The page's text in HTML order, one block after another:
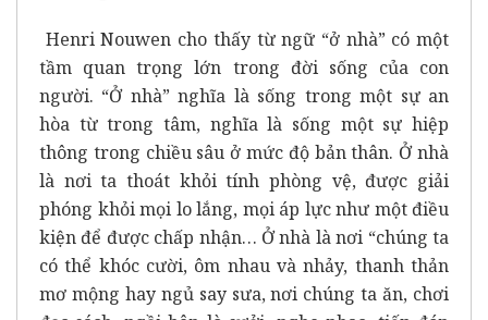
Henri Nouwen cho thấy từ ngữ “ở nhà” có một
tầm quan trọng lớn trong đời sống của con
người. “Ở nhà” nghĩa là sống trong một sự an
hòa từ trong tâm, nghĩa là sống một sự hiệp
thông trong chiều sâu ở mức độ bản thân. Ở nhà
là nơi ta thoát khỏi tính phòng vệ, được giải
phóng khỏi mọi lo lắng, mọi áp lực như một điều
kiện để được chấp nhận… Ở nhà là nơi “chúng ta
có thể khóc cười, ôm nhau và nhảy, thanh thản
mơ mộng hay ngủ say sưa, nơi chúng ta ăn, chơi